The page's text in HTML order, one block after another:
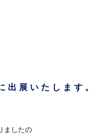
展いたします。
ましたの